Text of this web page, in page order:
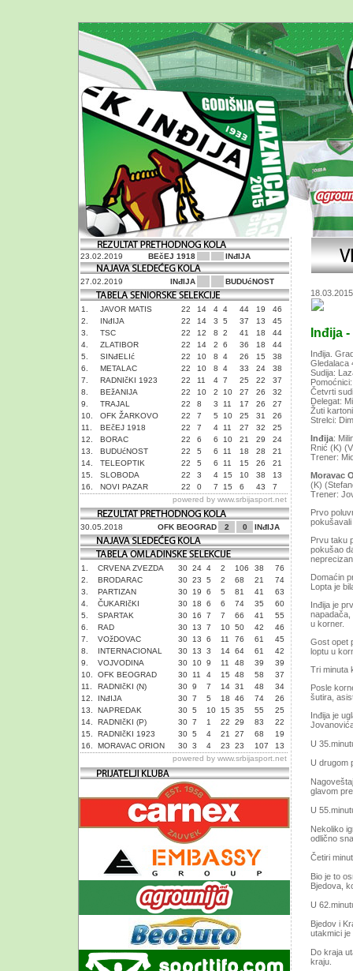
23.02.2019 BEčEJ 1918 INđIJA
27.02.2019 INđIJA BUDUćNOST
1. JAVOR MATIS 22 14 4 4 44 19
46
2.
INđIJA 22 14 3 5 37 13
45
3.
TSC 22 12 8 2 41 18
44
4.
ZLATIBOR 22 14 2 6 36 18
44
5.
SINđELIć 22 10 8 4 26 15
38
6.
METALAC 22 10 8 4 33 24
38
7.
RADNIčKI 1923 22 11 4 7 25 22
37
8.
BEžANIJA 22 10 2 10 27 26
32
9.
TRAJAL 22 8 3 11 17 26
27
10.
OFK ŽARKOVO 22 7 5 10 25 31
26
11.
BEčEJ 1918 22 7 4 11 27 32
25
12.
BORAC 22 6 6 10 21 29
24
13.
BUDUćNOST 22 5 6 11 18 28
21
14.
TELEOPTIK 22 5 6 11 15 26
21
15.
SLOBODA 22 3 4 15 10 38
13
16.
NOVI PAZAR 22 0 7 15 6 43
7
powered by www.srbijasport.net
30.05.2018 OFK BEOGRAD 2 0 INđIJA
1. CRVENA ZVEZDA 30 24 4 2 106 38
76
2.
BRODARAC 30 23 5 2 68 21
74
3.
PARTIZAN 30 19 6 5 81 41
63
4.
ČUKARIčKI 30 18 6 6 74 35
60
5.
SPARTAK 30 16 7 7 66 41
55
6.
RAD 30 13 7 10 50 42
46
7.
VOžDOVAC 30 13 6 11 76 61
45
8.
INTERNACIONAL 30 13 3 14 64 61
42
9.
VOJVODINA 30 10 9 11 48 39
39
10.
OFK BEOGRAD 30 11 4 15 48 58
37
11.
RADNIčKI (N) 30 9 7 14 31 48
34
12.
INđIJA 30 7 5 18 46 74
26
13.
NAPREDAK 30 5 10 15 35 55
25
14.
RADNIčKI (P) 30 7 1 22 29 83
22
15.
RADNIčKI 1923 30 5 4 21 27 68
19
16.
MORAVAC ORION 30 3 4 23 23 107
13
powered by www.srbijasport.net
18.03.2015
Inđija
Inđija.
Gledalaca
Sudija:
Četvrti
Delegat:
Žuti
Strelci:
Inđija:
Rnić (K)
Trener:
Moravac
(K)
Trener:
Prvo
Prvu taku
pokušao
Domaćin
Lopta je
Inđija je
napadača,
u korner.
Gost opet
loptu u
Tri minuta
Posle
šutira,
Inđija je
U
U drugom
glavom
U
Nekoliko
odlično
Četiri
Bio je to
Bjedova,
U
Bjedov i
utakmici je
Do kraja
kraju.